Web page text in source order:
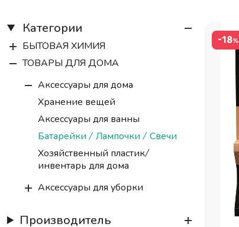
Категории
БЫТОВАЯ ХИМИЯ
ТОВАРЫ ДЛЯ ДОМА
Аксессуары для дома
Хранение вещей
Аксессуары для ванны
Батарейки / Лампочки / Свечи
Хозяйственный пластик/
инвентарь для дома
Аксессуары для уборки
хранения продуктов
Производитель
-18%